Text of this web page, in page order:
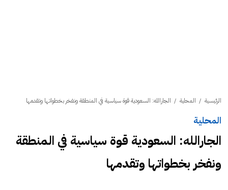
الرئيسية / المحلية / الجارالله: السعودية قوة سياسية في المنطقة ونفخر بخطواتها وتقدمها
المحلية
الجارالله: السعودية قوة سياسية في المنطقة
ونفخر بخطواتها وتقدمها